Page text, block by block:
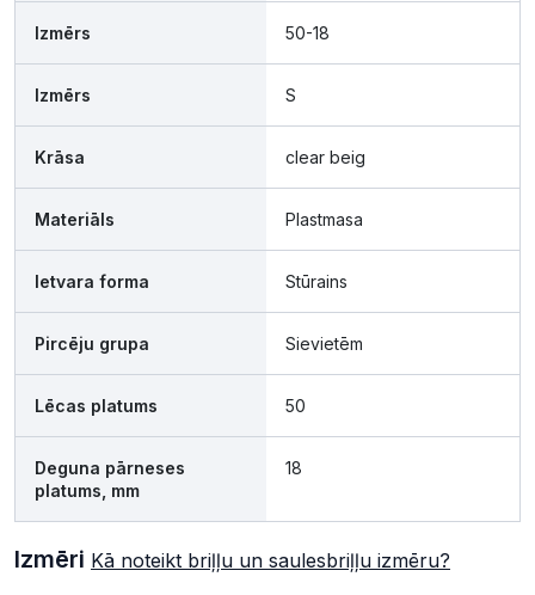
Izmērs 50-18
Izmērs S
Krāsa clear beig
Materiāls Plastmasa
Ietvara forma Stūrains
Pircēju grupa Sievietēm
Lēcas platums 50
Deguna pārneses
platums, mm
18
Izmēri Kā noteikt briļļu un saulesbriļļu izmēru?